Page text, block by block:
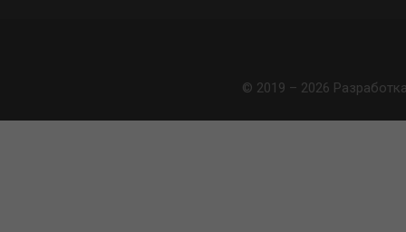
© 2019 – 2026